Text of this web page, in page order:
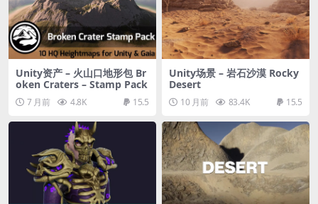
Unity资产 – 火山口地形包 Br
oken Craters – Stamp Pack
7 月前 4.8K 15.5
Unity场景 – 岩石沙漠 Rocky
Desert
10 月前 83.4K 15.5